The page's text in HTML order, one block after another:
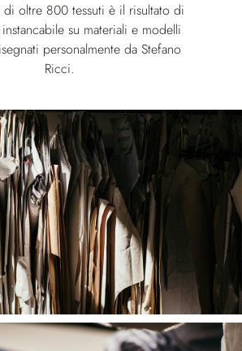
di oltre 800 tessuti è il risultato di
su materiali e modelli
personalmente da Stefano
Ricci.